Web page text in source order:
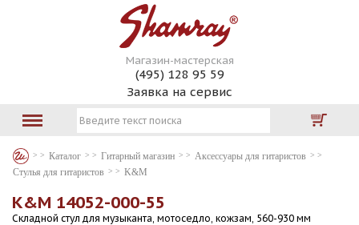
Магазин-мастерская
(495) 128 95 59
Заявка на сервис
Каталог Гитарный магазин
Аксессуары для гитаристов
Стулья для гитаристов
K&M
K&M 14052-000-55
Складной стул для музыканта, мотоседло, кожзам, 560-930 мм